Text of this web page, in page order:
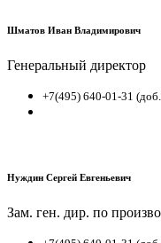
Шматов Иван Владимирович
Генеральный директор
+7(495) 640-01-31
Нуждин Сергей Евгеньевич
Зам. ген. дир. по